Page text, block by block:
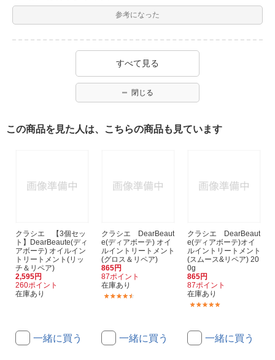
参考になった
すべて見る
閉じる
この商品を見た人は、こちらの商品も見ています
クラシエ 【3個セッ
ト】DearBeaute(ディ
アボーテ) オイルイン
トリートメント(リッ
チ＆リペア)
2,595円
260ポイント
在庫あり
一緒に買う
クラシエ DearBeaut
e(ディアボーテ) オイ
ルイントリートメント
(グロス＆リペア)
865円
87ポイント
在庫あり
一緒に買う
クラシエ DearBeaut
e(ディアボーテ)オイ
ルイントリートメント
(スムース&リペア) 20
0g
865円
87ポイント
在庫あり
一緒に買う